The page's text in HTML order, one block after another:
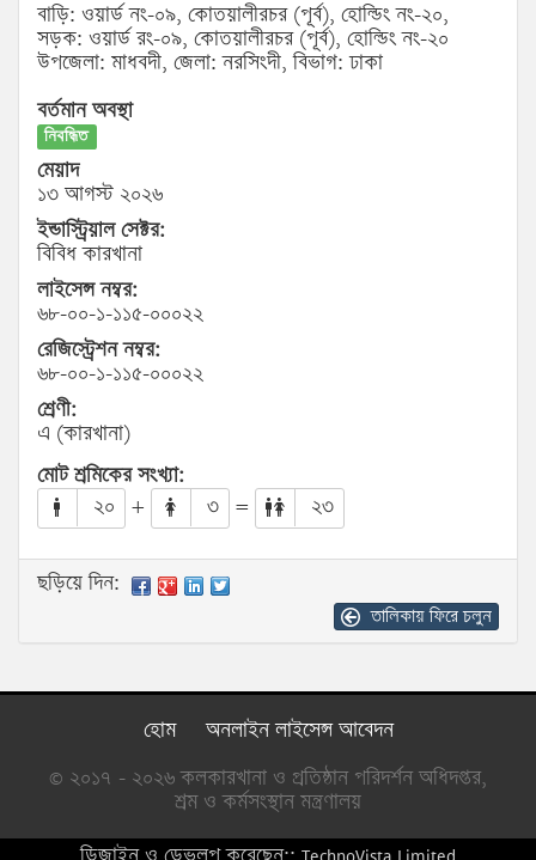
বাড়ি: ওয়ার্ড নং-০৯, কোতয়ালীরচর (পূর্ব), হোল্ডিং নং-২০,
সড়ক: ওয়ার্ড রং-০৯, কোতয়ালীরচর (পূর্ব), হোল্ডিং নং-২০
উপজেলা: মাধবদী, জেলা: নরসিংদী, বিভাগ: ঢাকা
বর্তমান অবস্থা
নিবন্ধিত
মেয়াদ
১৩ আগস্ট ২০২৬
ইন্ডাস্ট্রিয়াল সেক্টর:
বিবিধ কারখানা
লাইসেন্স নম্বর:
৬৮-০০-১-১১৫-০০০২২
রেজিস্ট্রেশন নম্বর:
৬৮-০০-১-১১৫-০০০২২
শ্রেণী:
এ (কারখানা)
মোট শ্রমিকের সংখ্যা:
২০
+ ৩ = ২৩
ছড়িয়ে দিন:
তালিকায় ফিরে চলুন
হোম
অনলাইন লাইসেন্স আবেদন
© ২০১৭ - ২০২৬ কলকারখানা ও প্রতিষ্ঠান পরিদর্শন অধিদপ্তর,
শ্রম ও কর্মসংস্থান মন্ত্রণালয়